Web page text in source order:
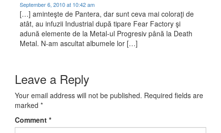
September 6, 2010 at 10:42 am
[…] aminteşte de Pantera, dar sunt ceva mai coloraţi de
atât, au infuzii Industrial după tipare Fear Factory şi
adună elemente de la Metal-ul Progresiv până la Death
Metal. N-am ascultat albumele lor […]
Leave a Reply
Your email address will not be published. Required fields are
marked *
Comment *